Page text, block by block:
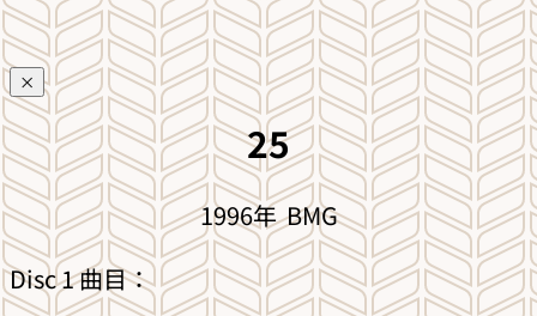
×
25
1996年 BMG
Disc 1 曲目：